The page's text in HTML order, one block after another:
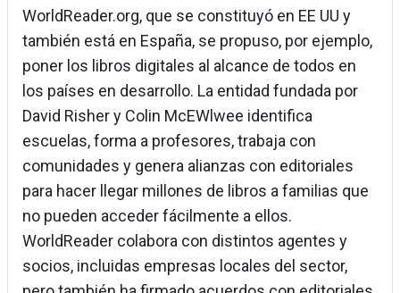
WorldReader.org, que se constituyó en EE UU y
también está en España, se propuso, por ejemplo,
poner los libros digitales al alcance de todos en
los países en desarrollo. La entidad fundada por
David Risher y Colin McEWlwee identifica
escuelas, forma a profesores, trabaja con
comunidades y genera alianzas con editoriales
para hacer llegar millones de libros a familias que
no pueden acceder fácilmente a ellos.
WorldReader colabora con distintos agentes y
socios, incluidas empresas locales del sector,